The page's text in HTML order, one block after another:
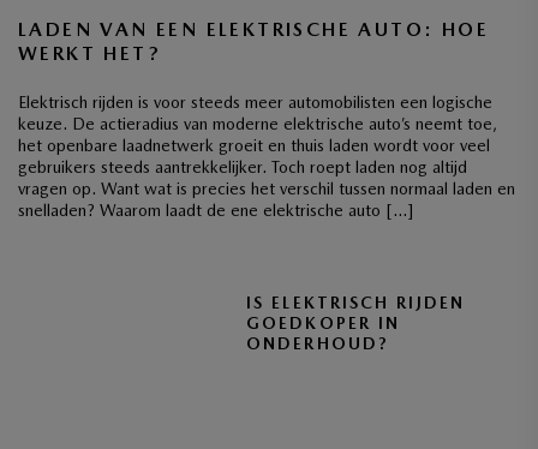
LADEN VAN EEN ELEKTRISCHE AUTO: HOE
WERKT HET?
Elektrisch rijden is voor steeds meer automobilisten een logische
keuze. De actieradius van moderne elektrische auto’s neemt toe,
het openbare laadnetwerk groeit en thuis laden wordt voor veel
gebruikers steeds aantrekkelijker. Toch roept laden nog altijd
vragen op. Want wat is precies het verschil tussen normaal laden en
snelladen? Waarom laadt de ene elektrische auto […]
IS ELEKTRISCH RIJDEN
GOEDKOPER IN
ONDERHOUD?